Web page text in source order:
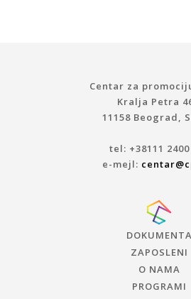
Centar za
Kralja Petra
11158 Beograd,
tel: +38111 2400
e-mejl:
DOKUMENTA
ZAPOSLENI
O NAMA
PROGRAMI